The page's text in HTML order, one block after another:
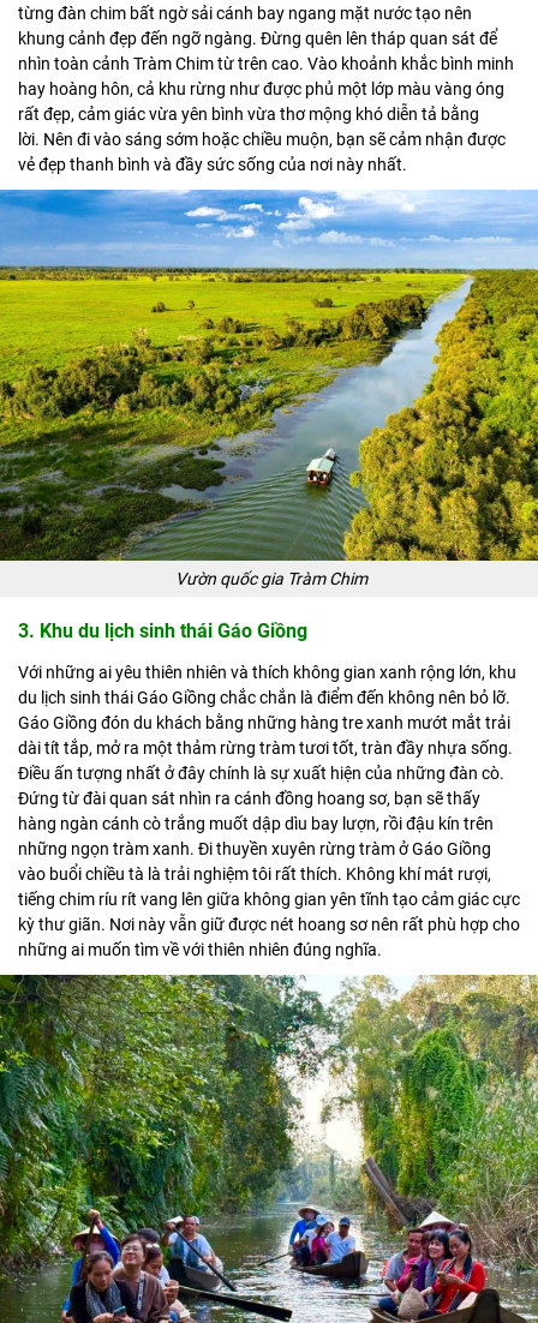
từng đàn chim bất ngờ sải cánh bay ngang mặt nước tạo nên
khung cảnh đẹp đến ngỡ ngàng. Đừng quên lên tháp quan sát để
nhìn toàn cảnh Tràm Chim từ trên cao. Vào khoảnh khắc bình minh
hay hoàng hôn, cả khu rừng như được phủ một lớp màu vàng óng
rất đẹp, cảm giác vừa yên bình vừa thơ mộng khó diễn tả bằng
lời. Nên đi vào sáng sớm hoặc chiều muộn, bạn sẽ cảm nhận được
vẻ đẹp thanh bình và đầy sức sống của nơi này nhất.
Vườn quốc gia Tràm Chim
3. Khu du lịch sinh thái Gáo Giồng
Với những ai yêu thiên nhiên và thích không gian xanh rộng lớn, khu
du lịch sinh thái Gáo Giồng chắc chắn là điểm đến không nên bỏ lỡ.
Gáo Giồng đón du khách bằng những hàng tre xanh mướt mắt trải
dài tít tắp, mở ra một thảm rừng tràm tươi tốt, tràn đầy nhựa sống.
Điều ấn tượng nhất ở đây chính là sự xuất hiện của những đàn cò.
Đứng từ đài quan sát nhìn ra cánh đồng hoang sơ, bạn sẽ thấy
hàng ngàn cánh cò trắng muốt dập dìu bay lượn, rồi đậu kín trên
những ngọn tràm xanh. Đi thuyền xuyên rừng tràm ở Gáo Giồng
vào buổi chiều tà là trải nghiệm tôi rất thích. Không khí mát rượi,
tiếng chim ríu rít vang lên giữa không gian yên tĩnh tạo cảm giác cực
kỳ thư giãn. Nơi này vẫn giữ được nét hoang sơ nên rất phù hợp cho
những ai muốn tìm về với thiên nhiên đúng nghĩa.